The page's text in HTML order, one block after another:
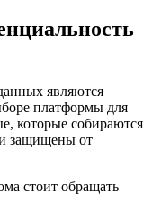
являются
платформы для
которые собираются
защищены от
стоит обращать